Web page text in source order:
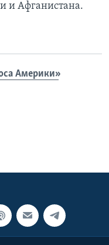
и Афганистана.
Америки»